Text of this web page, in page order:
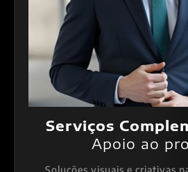
Serviços
Apoio ao
Soluções visuais e criativas